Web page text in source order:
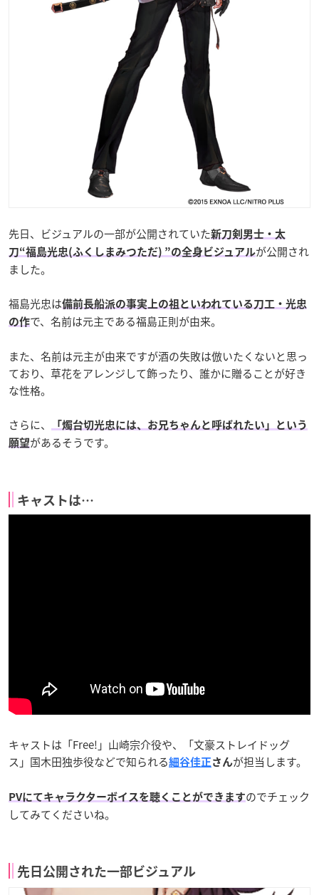
先日、ビジュアルの一部が公開されていた新刀剣男士・太
刀“福島光忠(ふくしまみつただ) ”の全身ビジュアルが公開され
ました。
福島光忠は備前長船派の事実上の祖といわれている刀工・光忠
の作で、名前は元主である福島正則が由来。
また、名前は元主が由来ですが酒の失敗は倣いたくないと思っ
ており、草花をアレンジして飾ったり、誰かに贈ることが好き
な性格。
さらに、
「燭台切光忠には、お兄ちゃんと呼ばれたい」という
願望があるそうです。
キャストは…
キャストは「Free!」山崎宗介役や、「文豪ストレイドッグ
ス」国木田独歩役などで知られる細谷佳正 さんが担当します。
PVにてキャラクターボイスを聴くことができますのでチェック
してみてくださいね。
先日公開された一部ビジュアル